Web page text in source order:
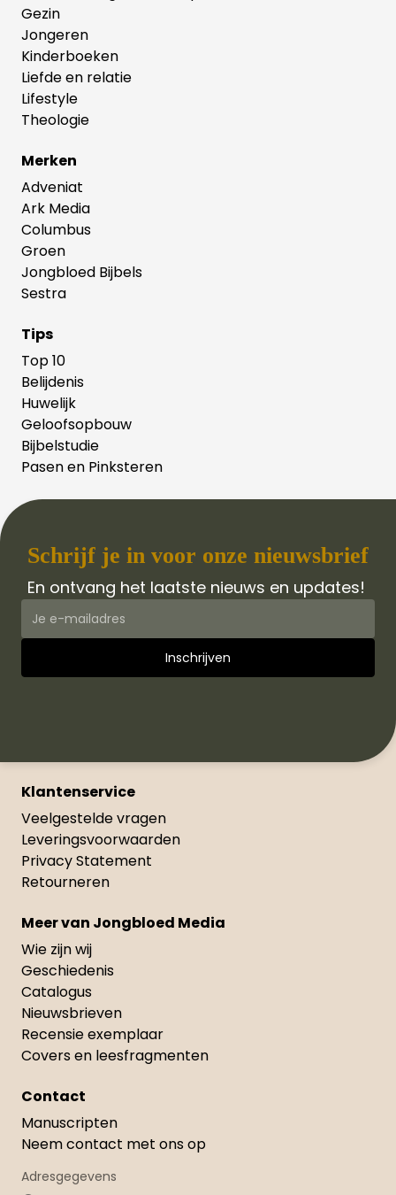
Gezin
Jongeren
Kinderboeken
Liefde en relatie
Lifestyle
Theologie
Merken
Adveniat
Ark Media
Columbus
Groen
Jongbloed Bijbels
Sestra
Tips
Top 10
Belijdenis
Huwelijk
Geloofsopbouw
Bijbelstudie
Pasen en Pinksteren
Schrijf je in voor onze nieuwsbrief
En ontvang het laatste nieuws en updates!
Klantenservice
Veelgestelde vragen
Leveringsvoorwaarden
Privacy Statement
Retourneren
Meer van Jongbloed Media
Wie zijn wij
Geschiedenis
Catalogus
Nieuwsbrieven
Recensie exemplaar
Covers en leesfragmenten
Contact
Manuscripten
Neem contact met ons op
Adresgegevens